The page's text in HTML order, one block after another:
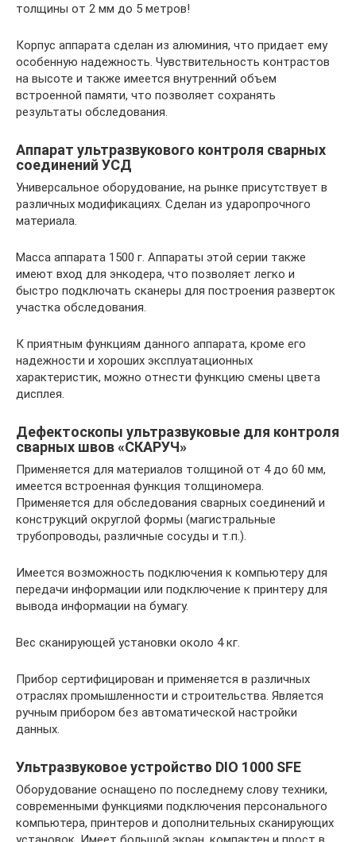
толщины от 2 мм до 5 метров!
Корпус аппарата сделан из алюминия, что придает ему
особенную надежность. Чувствительность контрастов
на высоте и также имеется внутренний объем
встроенной памяти, что позволяет сохранять
результаты обследования.
Аппарат ультразвукового контроля сварных
соединений УСД
Универсальное оборудование, на рынке присутствует в
различных модификациях. Сделан из ударопрочного
материала.
Масса аппарата 1500 г. Аппараты этой серии также
имеют вход для энкодера, что позволяет легко и
быстро подключать сканеры для построения разверток
участка обследования.
К приятным функциям данного аппарата, кроме его
надежности и хороших эксплуатационных
характеристик, можно отнести функцию смены цвета
дисплея.
Дефектоскопы ультразвуковые для контроля
сварных швов «СКАРУЧ»
Применяется для материалов толщиной от 4 до 60 мм,
имеется встроенная функция толщиномера.
Применяется для обследования сварных соединений и
конструкций округлой формы (магистральные
трубопроводы, различные сосуды и т.п.).
Имеется возможность подключения к компьютеру для
передачи информации или подключение к принтеру для
вывода информации на бумагу.
Вес сканирующей установки около 4 кг.
Прибор сертифицирован и применяется в различных
отраслях промышленности и строительства. Является
ручным прибором без автоматической настройки
данных.
Ультразвуковое устройство DIO 1000 SFE
Оборудование оснащено по последнему слову техники,
современными функциями подключения персонального
компьютера, принтеров и дополнительных сканирующих